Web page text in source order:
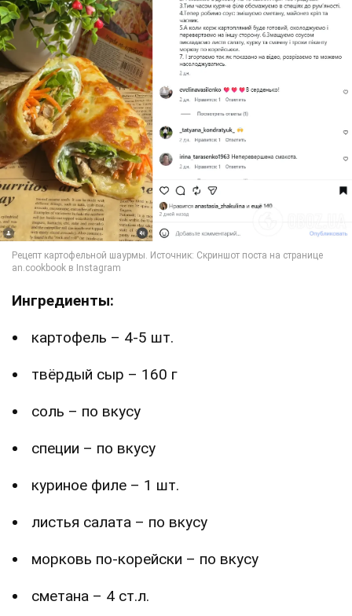
Ингредиенты:
картофель – 4-5 шт.
твёрдый сыр – 160 г
соль – по вкусу
специи – по вкусу
куриное филе – 1 шт.
листья салата – по вкусу
морковь по-корейски – по вкусу
сметана – 4 ст.л.